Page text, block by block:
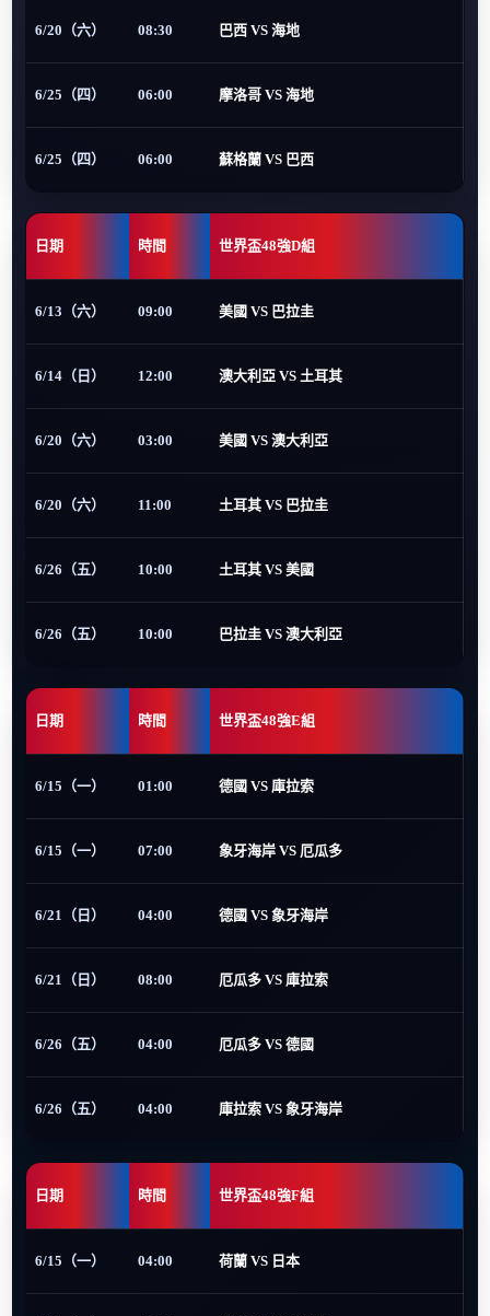
6/20（六） 08:30 巴西 VS 海地
6/25（四） 06:00 摩洛哥 VS 海地
6/25（四） 06:00 蘇格蘭 VS 巴西
日期 時間 世界盃48強D組
6/13（六） 09:00 美國 VS 巴拉圭
6/14（日） 12:00 澳大利亞 VS 土耳其
6/20（六） 03:00 美國 VS 澳大利亞
6/20（六） 11:00 土耳其 VS 巴拉圭
6/26（五） 10:00 土耳其 VS 美國
6/26（五） 10:00 巴拉圭 VS 澳大利亞
日期 時間 世界盃48強E組
6/15（一） 01:00 德國 VS 庫拉索
6/15（一） 07:00 象牙海岸 VS 厄瓜多
6/21（日） 04:00 德國 VS 象牙海岸
6/21（日） 08:00 厄瓜多 VS 庫拉索
6/26（五） 04:00 厄瓜多 VS 德國
6/26（五） 04:00 庫拉索 VS 象牙海岸
日期 時間 世界盃48強F組
6/15（一） 04:00 荷蘭 VS 日本